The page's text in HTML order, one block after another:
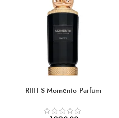
RIIFFS Momento Parfum